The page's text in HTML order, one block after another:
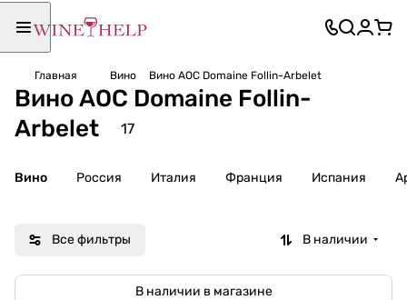
Главная Вино Вино AOC Domaine Follin-Arbelet
Вино AOC Domaine Follin-
Arbelet
17
Вино Россия Италия Франция Испания
Все фильтры В наличии
В наличии в магазине